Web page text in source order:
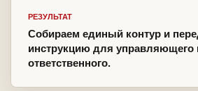
РЕЗУЛЬТАТ
Собираем единый контур и
инструкцию для управляющего
ответственного.